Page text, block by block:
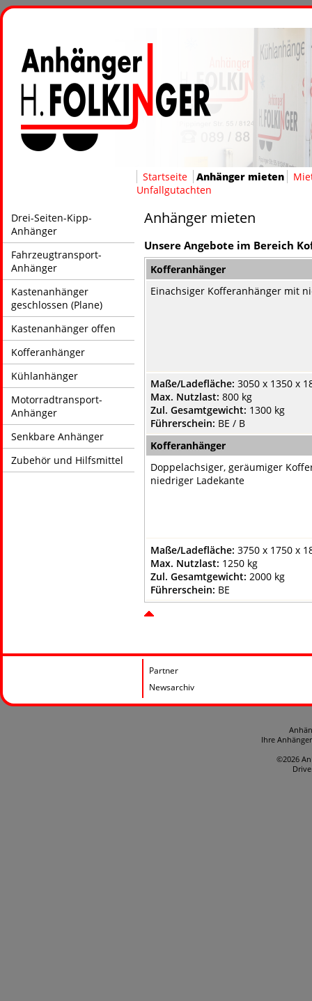
Startseite Anhänger mieten
Unfallgutachten
Drei-Seiten-Kipp-
Anhänger
Fahrzeugtransport-
Anhänger
Kastenanhänger
geschlossen (Plane)
Kastenanhänger offen
Kofferanhänger
Kühlanhänger
Motorradtransport-
Anhänger
Senkbare Anhänger
Zubehör und Hilfsmittel
Anhänger mieten
Unsere Angebote im Bereich
Kofferanhänger
Einachsiger Kofferanhänger mit
Maße/Ladefläche: 3050 x 1350 x
Max. Nutzlast: 800 kg
Zul. Gesamtgewicht: 1300 kg
Führerschein: BE / B
Kofferanhänger
Doppelachsiger, geräumiger
niedriger Ladekante
Maße/Ladefläche: 3750 x 1750 x
Max. Nutzlast: 1250 kg
Zul. Gesamtgewicht: 2000 kg
Führerschein: BE
Partner
Newsarchiv
Ihre
©2026